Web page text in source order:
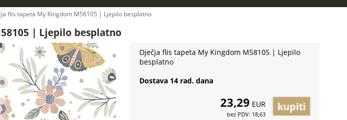
| Ljepilo besplatno
Dječja flis tapeta My Kingdom M58105 | Ljepilo
besplatno
Dostava 14 rad. dana
23,29 EUR
bez PDV: 18,63
flis tapeta My Kingdom M58105 | Ljepilo besplatno